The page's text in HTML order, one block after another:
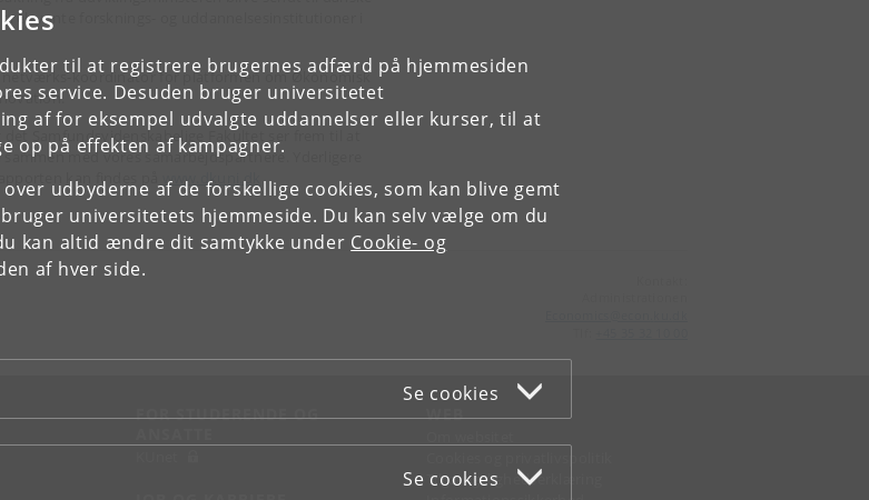
til at registrere brugernes adfærd på hjemmesiden
service. Desuden bruger universitetet
af for eksempel udvalgte uddannelser eller kurser, til at
op på effekten af kampagner.
udbyderne af de forskellige cookies, som kan blive gemt
universitetets hjemmeside. Du kan selv vælge om du
kan altid ændre dit samtykke under Cookie- og
af hver side.
Se cookies
Se cookies
relevante forsknings- og uddannelsesinstitutioner i
netværks-koordinator for platformen om Økonomisk
Samfundsvidenskabelige Fakultet ser frem til at
med vores samarbejdspartnere. Yderligere
kan findes på
www.dkuni.dk
FOR STUDERENDE OG
WEB
Tilgængelighedserklæring